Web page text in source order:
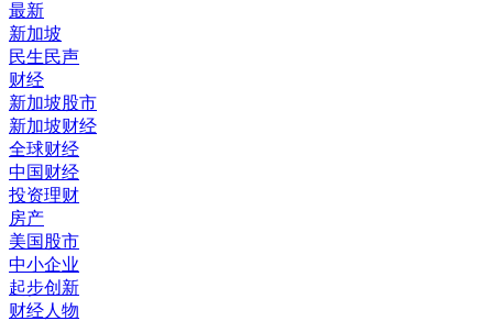
最新
新加坡
民生民声
财经
新加坡股市
新加坡财经
全球财经
中国财经
投资理财
房产
美国股市
中小企业
起步创新
财经人物